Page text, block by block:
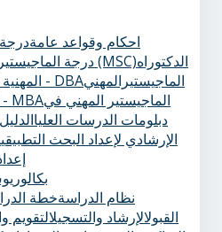
احكام وقواعد عامة
درجة الماجيستير الأكاديمي (MSC)الدكتوراه
المهنية في إدارة الأعمال - DBAالماجيستيرالمهني
في إدارة الأعمال - MBAالماجيستير المهني في
دبلومات الدرسات العلياالدليل
الإرشادي لإعداد البحث التطبيقي
نظام الدراسةخطة
القبولالإرشاد والتسجيلالتقويم